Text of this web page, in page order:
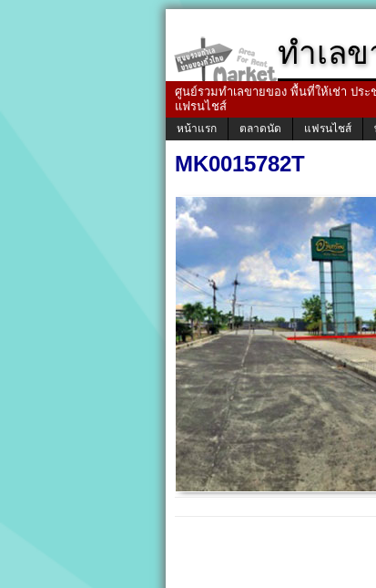
ทำเล
ศูนย์รวมทำเลขายของ พื้นที่ให้เช่า ปร
แฟรนไชส์
หน้าแรก ตลาดนัด แฟรนไชส์
MK0015782T